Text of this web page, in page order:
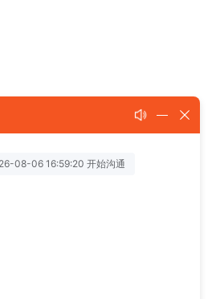
及国际快递等业务。我